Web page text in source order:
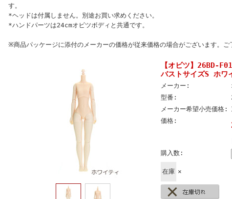
す。
*ヘッドは付属しません。別途お買い求めください。
*ハンドパーツは24cmオビツボディと共通です。
※商品パッケージに添付のメーカーの価格が従来価格の場合がございます。ご
【オビツ】26BD-
バストサイズS ホワ
メーカー:
型番:
メーカー希望小売価格:
価格:
購入数:
在庫 ×